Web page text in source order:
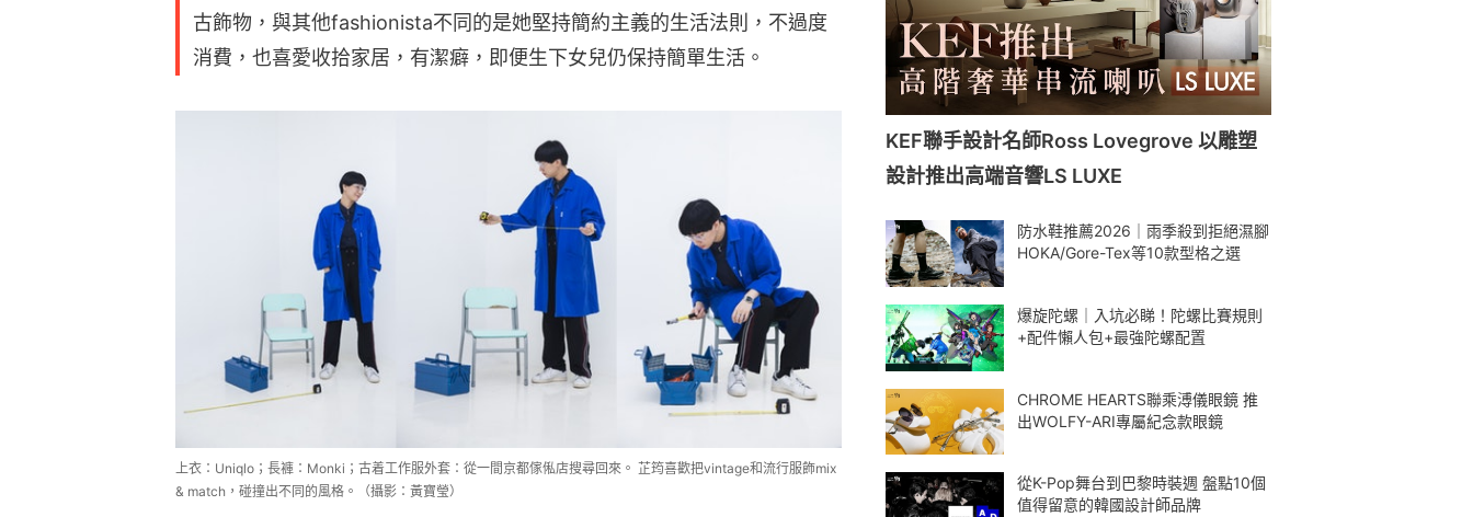
古飾物，與其他fashionista不同的是她堅持簡約主義的生活法則，不過度
消費，也喜愛收拾家居，有潔癖，即便生下女兒仍保持簡單生活。
上衣：Uniqlo；長褲：Monki；古着工作服外套：從一間京都傢俬店搜尋回來。 芷筠喜歡把vintage和流行服飾mix
& match，碰撞出不同的風格。（攝影：黃寶瑩）
KEF聯手設計名師Ross Lovegrove 以雕塑
設計推出高端音響LS LUXE
防水鞋推薦2026｜雨季殺到拒絕濕腳
HOKA/Gore-Tex等10款型格之選
爆旋陀螺｜入坑必睇！陀螺比賽規則
+配件懶人包+最強陀螺配置
CHROME HEARTS聯乘溥儀眼鏡 推
出WOLFY-ARI專屬紀念款眼鏡
從K-Pop舞台到巴黎時裝週 盤點10個
值得留意的韓國設計師品牌